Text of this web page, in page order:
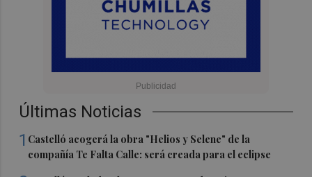
Últimas Noticias
1 Castelló acogerá la obra "Helios y Selene" de la
compañía Te Falta Calle: será creada para el eclipse